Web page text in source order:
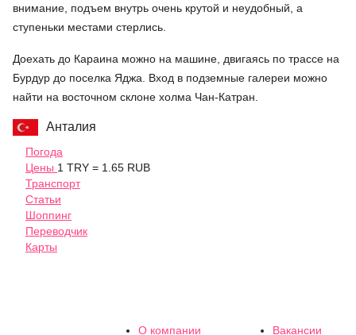
внимание, подъем внутрь очень крутой и неудобный, а
ступеньки местами стерлись.
Доехать до Караина можно на машине, двигаясь по трассе на
Бурдур до поселка Яджа. Вход в подземные галереи можно
найти на восточном склоне холма Чан-Катран.
Анталия
Погода
Цены 1 TRY = 1.65 RUB
Транспорт
Статьи
Шоппинг
Переводчик
Карты
О компании Вакансии